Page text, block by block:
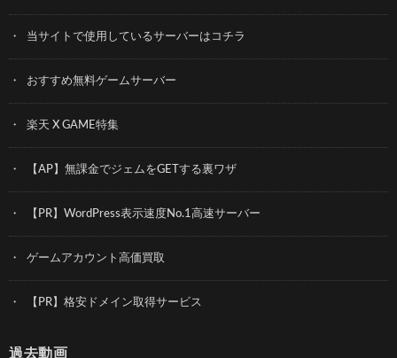
当サイトで使用しているサーバーはコチラ
おすすめ無料ゲームサーバー
楽天 X GAME特集
【AP】無課金でジェムをGETする裏ワザ
【PR】WordPress表示速度No.1高速サーバー
ゲームアカウント高価買取
【PR】格安ドメイン取得サービス
過去動画